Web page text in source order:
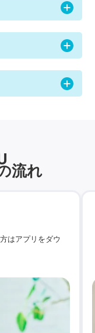
流れ
はアプリをダウ